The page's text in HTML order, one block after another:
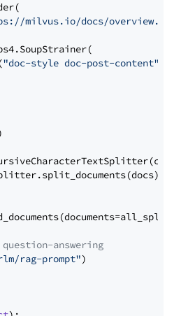
milvus.io/docs/overview.md"
"doc-style doc-post-content"
answering
rag-prompt")